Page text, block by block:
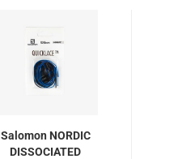
Salomon NORDIC
DISSOCIATED